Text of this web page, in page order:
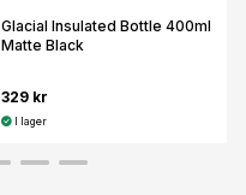
Glacial Insulated Bottle 400ml
Matte Black
329 kr
I lager